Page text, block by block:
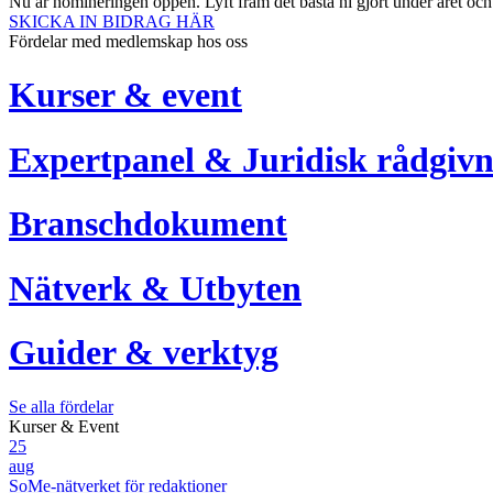
SKICKA IN BIDRAG HÄR
Fördelar med medlemskap hos oss
Kurser & event
Expertpanel & Juridisk
Branschdokument
Nätverk & Utbyten
Guider & verktyg
Se alla fördelar
Kurser & Event
25
aug
SoMe-nätverket för redaktioner